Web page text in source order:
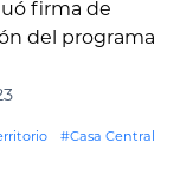
firma de
del programa
#Casa Central